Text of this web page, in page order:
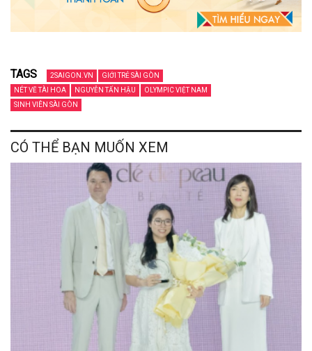
TAGS 2SAIGON.VN
GIỚI TRẺ SÀI GÒN
NÉT VẼ TÀI HOA
NGUYỄN TẤN HẬU
OLYMPIC VIỆT NAM
SINH VIÊN SÀI GÒN
CÓ THỂ BẠN MUỐN XEM